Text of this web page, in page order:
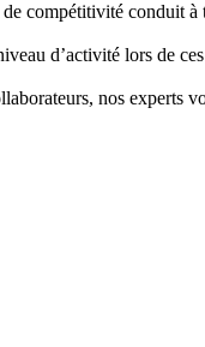
compétitivité conduit
d’activité lors de
nos experts